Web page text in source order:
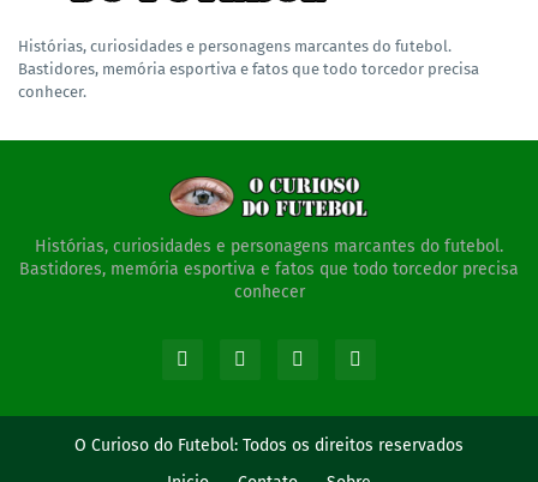
Histórias, curiosidades e personagens marcantes do futebol.
Bastidores, memória esportiva e fatos que todo torcedor precisa
conhecer.
Histórias, curiosidades e personagens marcantes do futebol.
Bastidores, memória esportiva e fatos que todo torcedor precisa
conhecer
O Curioso do Futebol: Todos os direitos reservados